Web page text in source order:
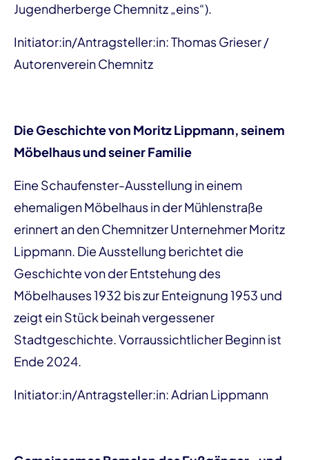
Jugendherberge Chemnitz „eins“).
Initiator:in/Antragsteller:in: Thomas Grieser /
Autorenverein Chemnitz
Die Geschichte von Moritz Lippmann, seinem
Möbelhaus und seiner Familie
Eine Schaufenster-Ausstellung in einem
ehemaligen Möbelhaus in der Mühlenstraße
erinnert an den Chemnitzer Unternehmer Moritz
Lippmann. Die Ausstellung berichtet die
Geschichte von der Entstehung des
Möbelhauses 1932 bis zur Enteignung 1953 und
zeigt ein Stück beinah vergessener
Stadtgeschichte. Vorraussichtlicher Beginn ist
Ende 2024.
Initiator:in/Antragsteller:in: Adrian Lippmann